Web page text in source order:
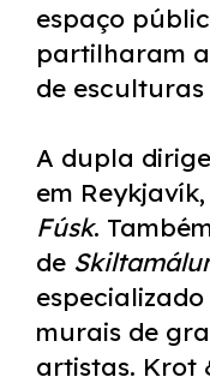
espaço
partilharam
de esculturas
A dupla
em
Fúsk.
de
murais de
artistas. Krot